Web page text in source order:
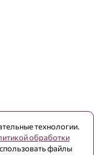
технологии.
обработки
файлы